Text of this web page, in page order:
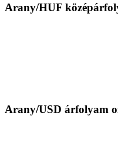
Arany/HUF
Arany/USD árfolyam